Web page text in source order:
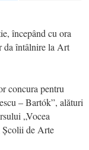
începând cu ora
da întâlnire la Art
concura pentru
– Bartók”, alături
„Vocea
Școlii de Arte